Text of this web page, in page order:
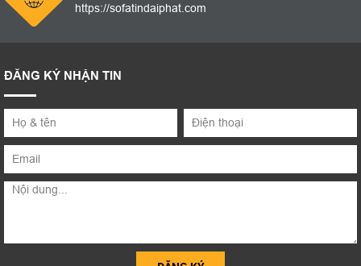
https://sofatindaiphat.com
ĐĂNG KÝ NHẬN TIN